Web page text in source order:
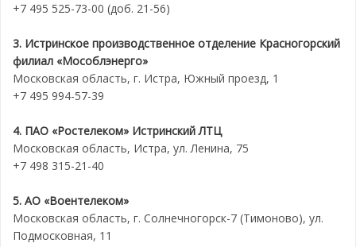
+7 495 525-73-00 (доб. 21-56)
3. Истринское производственное отделение Красногорский
филиал «Мособлэнерго»
Московская область, г. Истра, Южный проезд, 1
+7 495 994-57-39
4. ПАО «Ростелеком» Истринский ЛТЦ
Московская область, Истра, ул. Ленина, 75
+7 498 315-21-40
5. АО «Воентелеком»
Московская область, г. Солнечногорск-7 (Тимоново), ул.
Подмосковная, 11